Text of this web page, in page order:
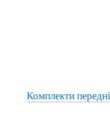
Комплекти